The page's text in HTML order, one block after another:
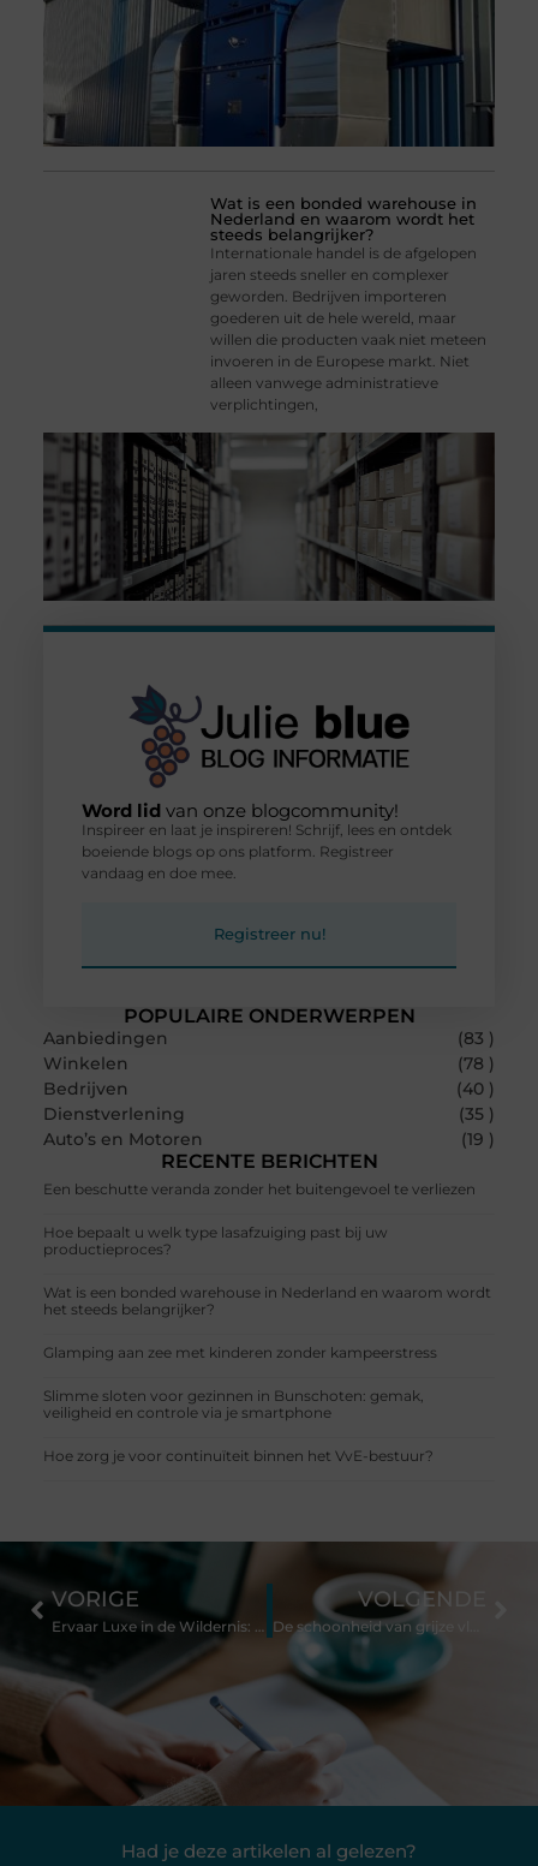
Wat is een bonded warehouse in
Nederland en waarom wordt het
steeds belangrijker?
Internationale handel is de afgelopen
jaren steeds sneller en complexer
geworden. Bedrijven importeren
goederen uit de hele wereld, maar
willen die producten vaak niet meteen
invoeren in de Europese markt. Niet
alleen vanwege administratieve
verplichtingen,
POPULAIRE ONDERWERPEN
Aanbiedingen
(83 )
Winkelen
(78 )
Bedrijven
(40 )
Dienstverlening
(35 )
Auto’s en Motoren
(19 )
RECENTE BERICHTEN
Een beschutte veranda zonder het buitengevoel te verliezen
Hoe bepaalt u welk type lasafzuiging past bij uw
productieproces?
Wat is een bonded warehouse in Nederland en waarom wordt
het steeds belangrijker?
Glamping aan zee met kinderen zonder kampeerstress
Slimme sloten voor gezinnen in Bunschoten: gemak,
veiligheid en controle via je smartphone
Hoe zorg je voor continuïteit binnen het VvE-bestuur?
Word lid van onze blogcommunity!
Inspireer en laat je inspireren! Schrijf, lees en ontdek
boeiende blogs op ons platform. Registreer
vandaag en doe mee.
Registreer nu!
Had je deze artikelen al gelezen?
VORIGE
Ervaar Luxe in de Wildernis: Ontdek de Outdoor Suites van Cuber
VOLGENDE